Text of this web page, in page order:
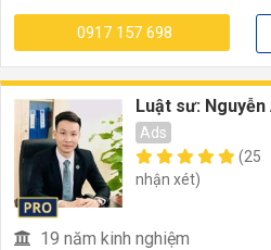
0917 157 698
Luật sư:
Ads
(25
nhận xét)
19 năm kinh nghiệm